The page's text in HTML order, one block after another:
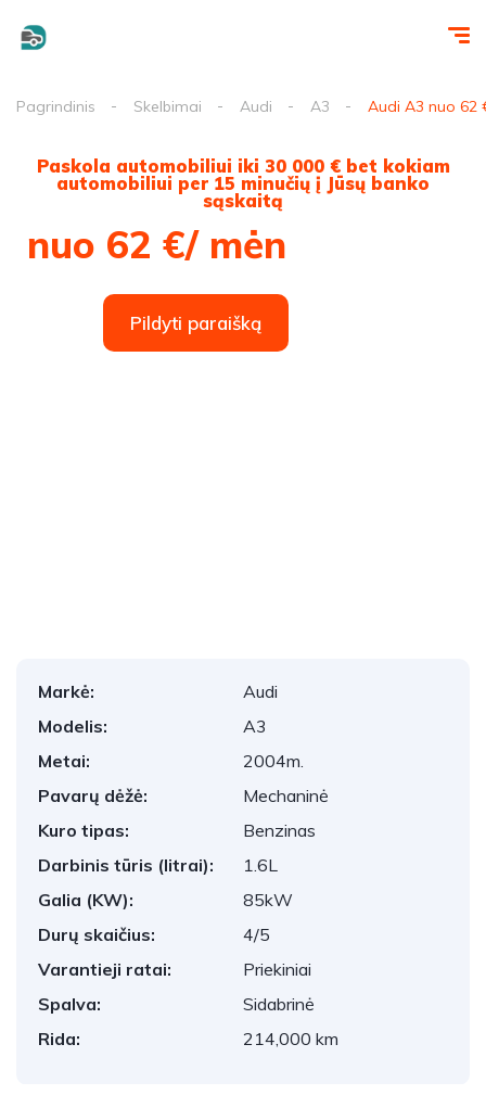
Pagrindinis Skelbimai Audi A3 Audi A3 nuo 62
Paskola automobiliui iki 30 000 € bet kokiam
automobiliui per 15 minučių į Jūsų banko
sąskaitą
nuo 62 €/ mėn
Pildyti paraišką
Markė:
Audi
Modelis:
A3
Metai:
2004m.
Pavarų dėžė:
Mechaninė
Kuro tipas:
Benzinas
Darbinis tūris (litrai):
1.6L
Galia (KW):
85kW
Durų skaičius:
4/5
Varantieji ratai:
Priekiniai
Spalva:
Sidabrinė
Rida:
214,000 km